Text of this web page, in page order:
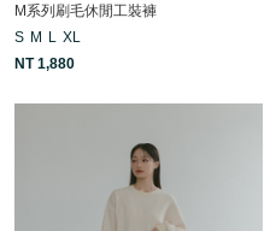
M系列刷毛休閒工裝褲
S M L
XL
NT 1,880